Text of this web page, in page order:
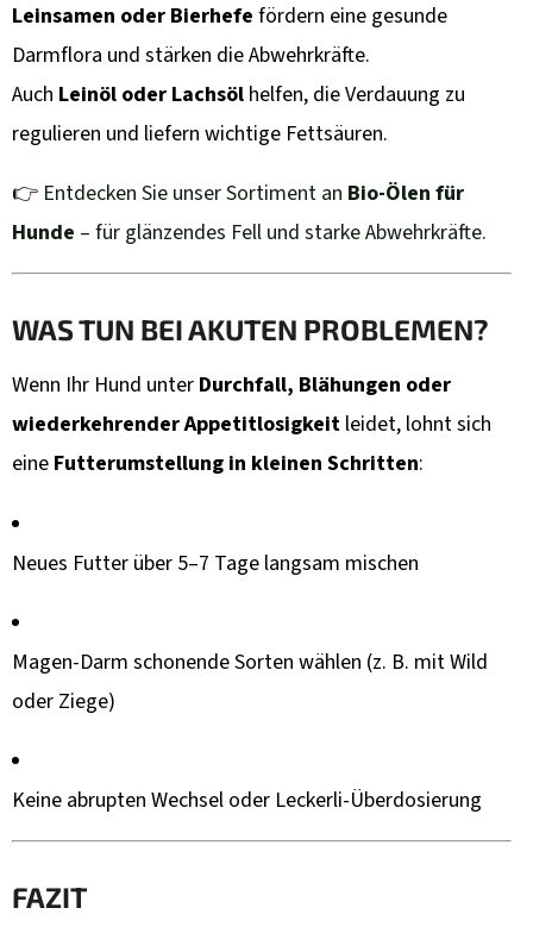
Leinsamen oder Bierhefe fördern eine gesunde
Darmflora und stärken die Abwehrkräfte.
Auch Leinöl oder Lachsöl helfen, die Verdauung zu
regulieren und liefern wichtige Fettsäuren.
👉 Entdecken Sie unser Sortiment an Bio-Ölen für
Hunde – für glänzendes Fell und starke Abwehrkräfte.
WAS TUN BEI AKUTEN PROBLEMEN?
Wenn Ihr Hund unter Durchfall, Blähungen oder
wiederkehrender Appetitlosigkeit leidet, lohnt sich
eine Futterumstellung in kleinen Schritten:
Neues Futter über 5–7 Tage langsam mischen
Magen-Darm schonende Sorten wählen (z. B. mit Wild
oder Ziege)
Keine abrupten Wechsel oder Leckerli-Überdosierung
FAZIT